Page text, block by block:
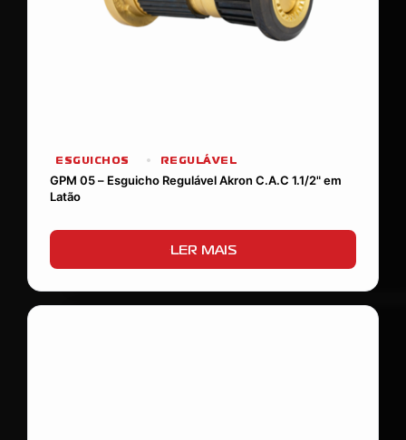
ESGUICHOS
REGULÁVEL
GPM 05 – Esguicho Regulável Akron C.A.C 1.1/2" em
Latão
LER MAIS